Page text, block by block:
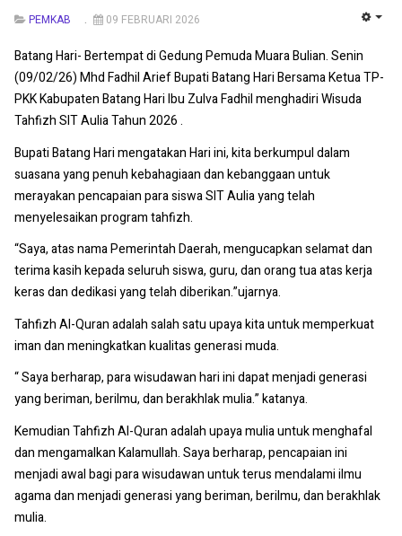
PEMKAB 09 FEBRUARI 2026
Batang Hari- Bertempat di Gedung Pemuda Muara Bulian. Senin
(09/02/26) Mhd Fadhil Arief Bupati Batang Hari Bersama Ketua TP-
PKK Kabupaten Batang Hari Ibu Zulva Fadhil menghadiri Wisuda
Tahfizh SIT Aulia Tahun 2026 .
Bupati Batang Hari mengatakan Hari ini, kita berkumpul dalam
suasana yang penuh kebahagiaan dan kebanggaan untuk
merayakan pencapaian para siswa SIT Aulia yang telah
menyelesaikan program tahfizh.
“Saya, atas nama Pemerintah Daerah, mengucapkan selamat dan
terima kasih kepada seluruh siswa, guru, dan orang tua atas kerja
keras dan dedikasi yang telah diberikan.”ujarnya.
Tahfizh Al-Quran adalah salah satu upaya kita untuk memperkuat
iman dan meningkatkan kualitas generasi muda.
“ Saya berharap, para wisudawan hari ini dapat menjadi generasi
yang beriman, berilmu, dan berakhlak mulia.” katanya.
Kemudian Tahfizh Al-Quran adalah upaya mulia untuk menghafal
dan mengamalkan Kalamullah. Saya berharap, pencapaian ini
menjadi awal bagi para wisudawan untuk terus mendalami ilmu
agama dan menjadi generasi yang beriman, berilmu, dan berakhlak
mulia.